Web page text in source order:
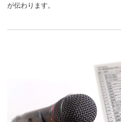
が伝わります。